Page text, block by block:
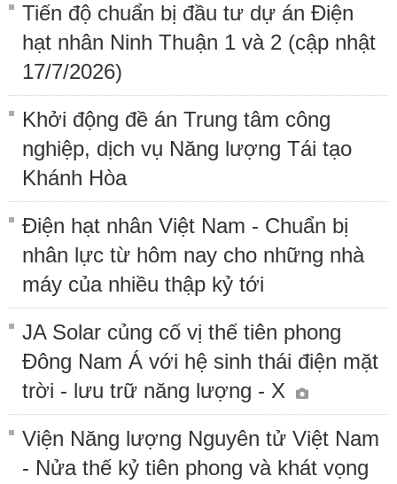
Tiến độ chuẩn bị đầu tư dự án Điện
hạt nhân Ninh Thuận 1 và 2 (cập nhật
17/7/2026)
Khởi động đề án Trung tâm công
nghiệp, dịch vụ Năng lượng Tái tạo
Khánh Hòa
Điện hạt nhân Việt Nam - Chuẩn bị
nhân lực từ hôm nay cho những nhà
máy của nhiều thập kỷ tới
JA Solar củng cố vị thế tiên phong
Đông Nam Á với hệ sinh thái điện mặt
trời - lưu trữ năng lượng - X
Viện Năng lượng Nguyên tử Việt Nam
- Nửa thế kỷ tiên phong và khát vọng